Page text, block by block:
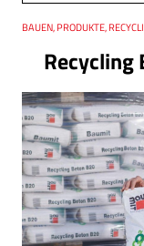
Recycling
Thema
BAUEN, PRODUKTE,
Datum